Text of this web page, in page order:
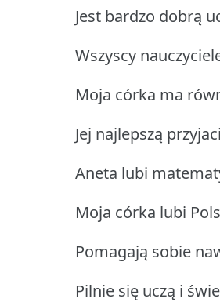
Jest bardzo dobrą
Wszyscy
Moja córka ma
Jej najlepszą
Aneta lubi
Moja córka lubi
Pomagają sobie
Pilnie się uczą i